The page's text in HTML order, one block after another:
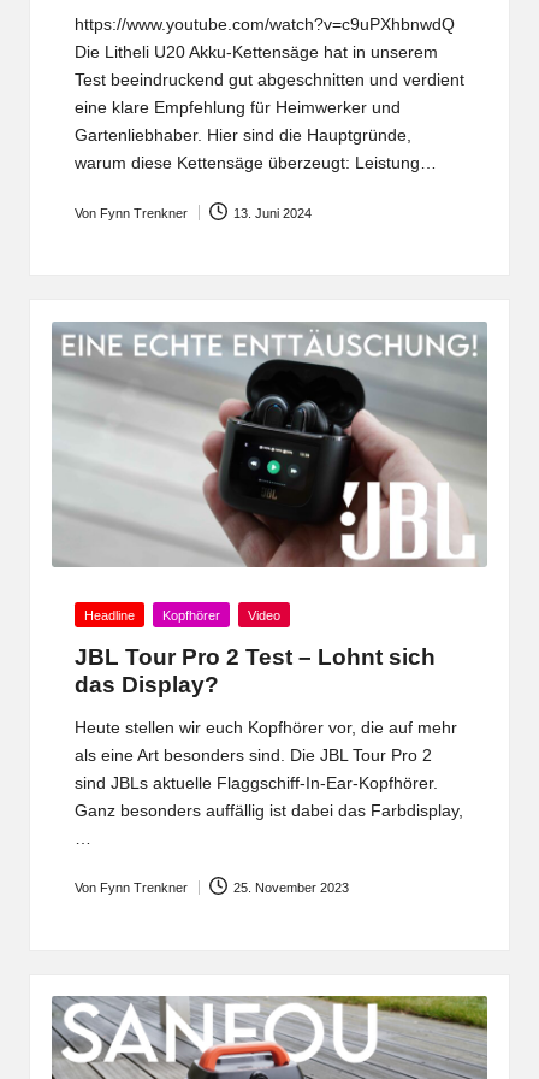
https://www.youtube.com/watch?v=c9uPXhbnwdQ
Die Litheli U20 Akku-Kettensäge hat in unserem
Test beeindruckend gut abgeschnitten und verdient
eine klare Empfehlung für Heimwerker und
Gartenliebhaber. Hier sind die Hauptgründe,
warum diese Kettensäge überzeugt: Leistung…
Posted
Von Fynn Trenkner 13. Juni 2024
Posted
Headline Kopfhörer Video
JBL Tour Pro 2 Test – Lohnt sich
das Display?
Heute stellen wir euch Kopfhörer vor, die auf mehr
als eine Art besonders sind. Die JBL Tour Pro 2
sind JBLs aktuelle Flaggschiff-In-Ear-Kopfhörer.
Ganz besonders auffällig ist dabei das Farbdisplay,
Posted
Von Fynn Trenkner 25. November 2023